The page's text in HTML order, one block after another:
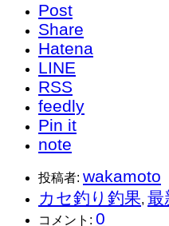
Post
Share
Hatena
LINE
RSS
feedly
Pin it
note
投稿者: wakamoto
カセ釣り釣果, 最
コメント: 0